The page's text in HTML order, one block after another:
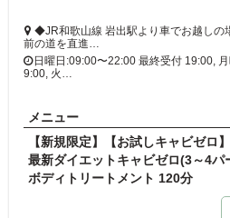
◆JR和歌山線 岩出駅より車でお越しの
前の道を直進…
日曜日:09:00〜22:00 最終受付 19:00,
9:00, 火…
メニュー
ボディトリートメント 120分